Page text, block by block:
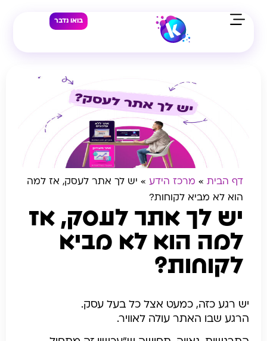
בואו נדבר
יש לך אתר לעסק, אז
למה הוא לא מביא
לקוחות?
דף הבית » מרכז הידע » יש לך אתר לעסק, אז למה
הוא לא מביא לקוחות?
יש רגע כזה, כמעט אצל כל בעל עסק.
הרגע שבו האתר עולה לאוויר.